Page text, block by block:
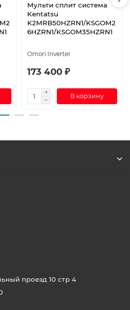
Мульти сплит система
Kentatsu
K2MRB50HZRN1/KSGOM2
6HZRN1/KSGOM35HZRN1
Omori Inverter
173 400 ₽
В корзину
проезд 10 стр 4